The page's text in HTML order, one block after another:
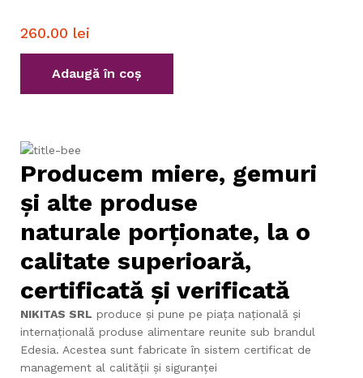
260.00 lei
Adaugă în coș
Producem miere, gemuri
și alte produse
naturale porționate, la o
calitate superioară,
certificată și verificată
NIKITAS SRL produce și pune pe piața națională și
internațională produse alimentare reunite sub brandul
Edesia. Acestea sunt fabricate în sistem certificat de
management al calității și siguranței